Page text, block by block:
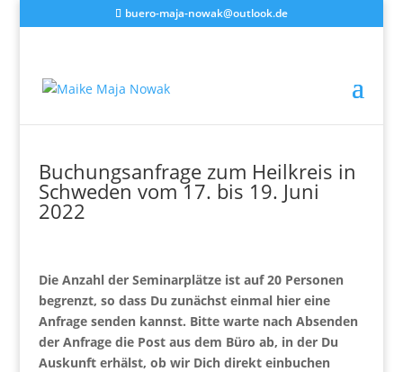
buero-maja-nowak@outlook.de
Buchungsanfrage zum Heilkreis in
Schweden vom 17. bis 19. Juni
2022
Die Anzahl der Seminarplätze ist auf 20 Personen
begrenzt, so dass Du zunächst einmal hier eine
Anfrage senden kannst. Bitte warte nach Absenden
der Anfrage die Post aus dem Büro ab, in der Du
Auskunft erhälst, ob wir Dich direkt einbuchen